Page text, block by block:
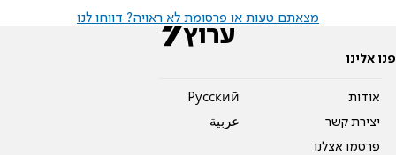
מצאתם טעות או פרסומת לא ראויה? דווחו לנו
פנו אלינו
אודות
יצירת קשר
פרסמו אצלנו
Pусский
عربية